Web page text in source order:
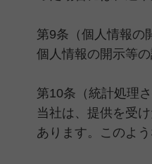
第9条（個人情報の
個人情報の開示等
第10条（統計処理
当社は、提供を受
あります。このよ